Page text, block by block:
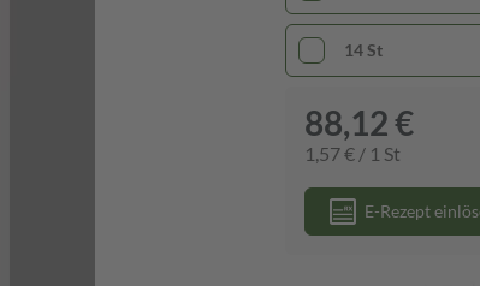
14 St
88,12 €
1,57 € / 1 St
E-Rezept